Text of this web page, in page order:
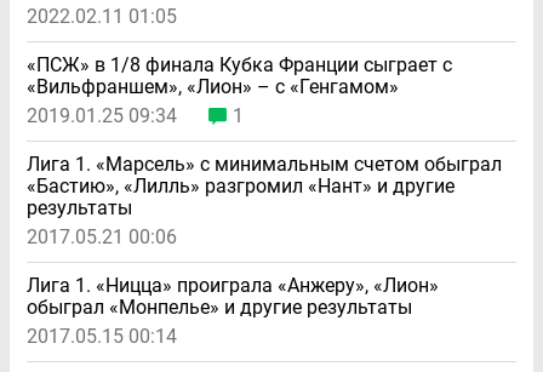
2022.02.11 01:05
«ПСЖ» в 1/8 финала Кубка Франции сыграет с
«Вильфраншем», «Лион» – с «Генгамом»
2019.01.25 09:34
1
Лига 1. «Марсель» с минимальным счетом обыграл
«Бастию», «Лилль» разгромил «Нант» и другие
результаты
2017.05.21 00:06
Лига 1. «Ницца» проиграла «Анжеру», «Лион»
обыграл «Монпелье» и другие результаты
2017.05.15 00:14